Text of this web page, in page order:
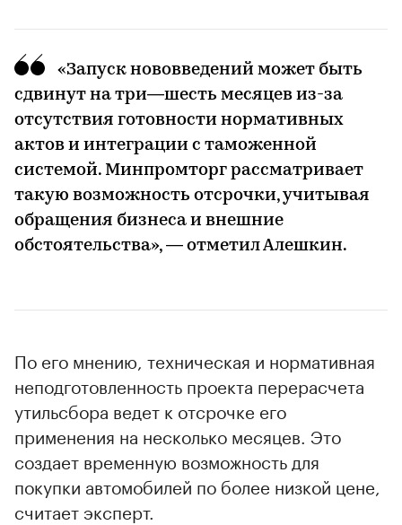
«Запуск нововведений может быть
сдвинут на три—шесть месяцев из-за
отсутствия готовности нормативных
актов и интеграции с таможенной
системой. Минпромторг рассматривает
такую возможность отсрочки, учитывая
обращения бизнеса и внешние
обстоятельства», — отметил Алешкин.
По его мнению, техническая и нормативная
неподготовленность проекта перерасчета
утильсбора ведет к отсрочке его
применения на несколько месяцев. Это
создает временную возможность для
покупки автомобилей по более низкой цене,
считает эксперт.